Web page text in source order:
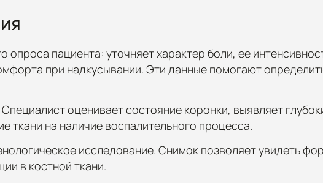
опроса пациента: уточняет характер боли, ее
при надкусывании. Эти данные помогают
оценивает состояние коронки, выявляет
ткани на наличие воспалительного процесса.
исследование. Снимок позволяет увидеть
в костной ткани.